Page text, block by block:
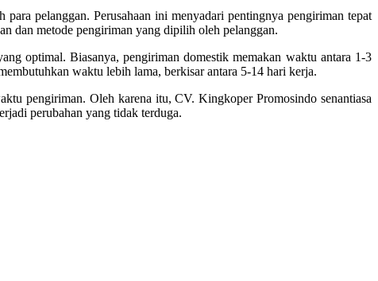
pelanggan. Perusahaan ini menyadari pentingnya pengiriman tepat
dan metode pengiriman yang dipilih oleh pelanggan.
optimal. Biasanya, pengiriman domestik memakan waktu antara 1-3
waktu lebih lama, berkisar antara 5-14 hari kerja.
pengiriman. Oleh karena itu, CV. Kingkoper Promosindo senantiasa
perubahan yang tidak terduga.